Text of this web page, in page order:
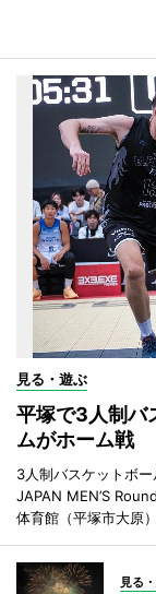
見る・遊ぶ
平塚で3人制
ムがホーム戦
3人制バスケットボ
JAPAN MEN’S
体育館（平塚市大原
見る